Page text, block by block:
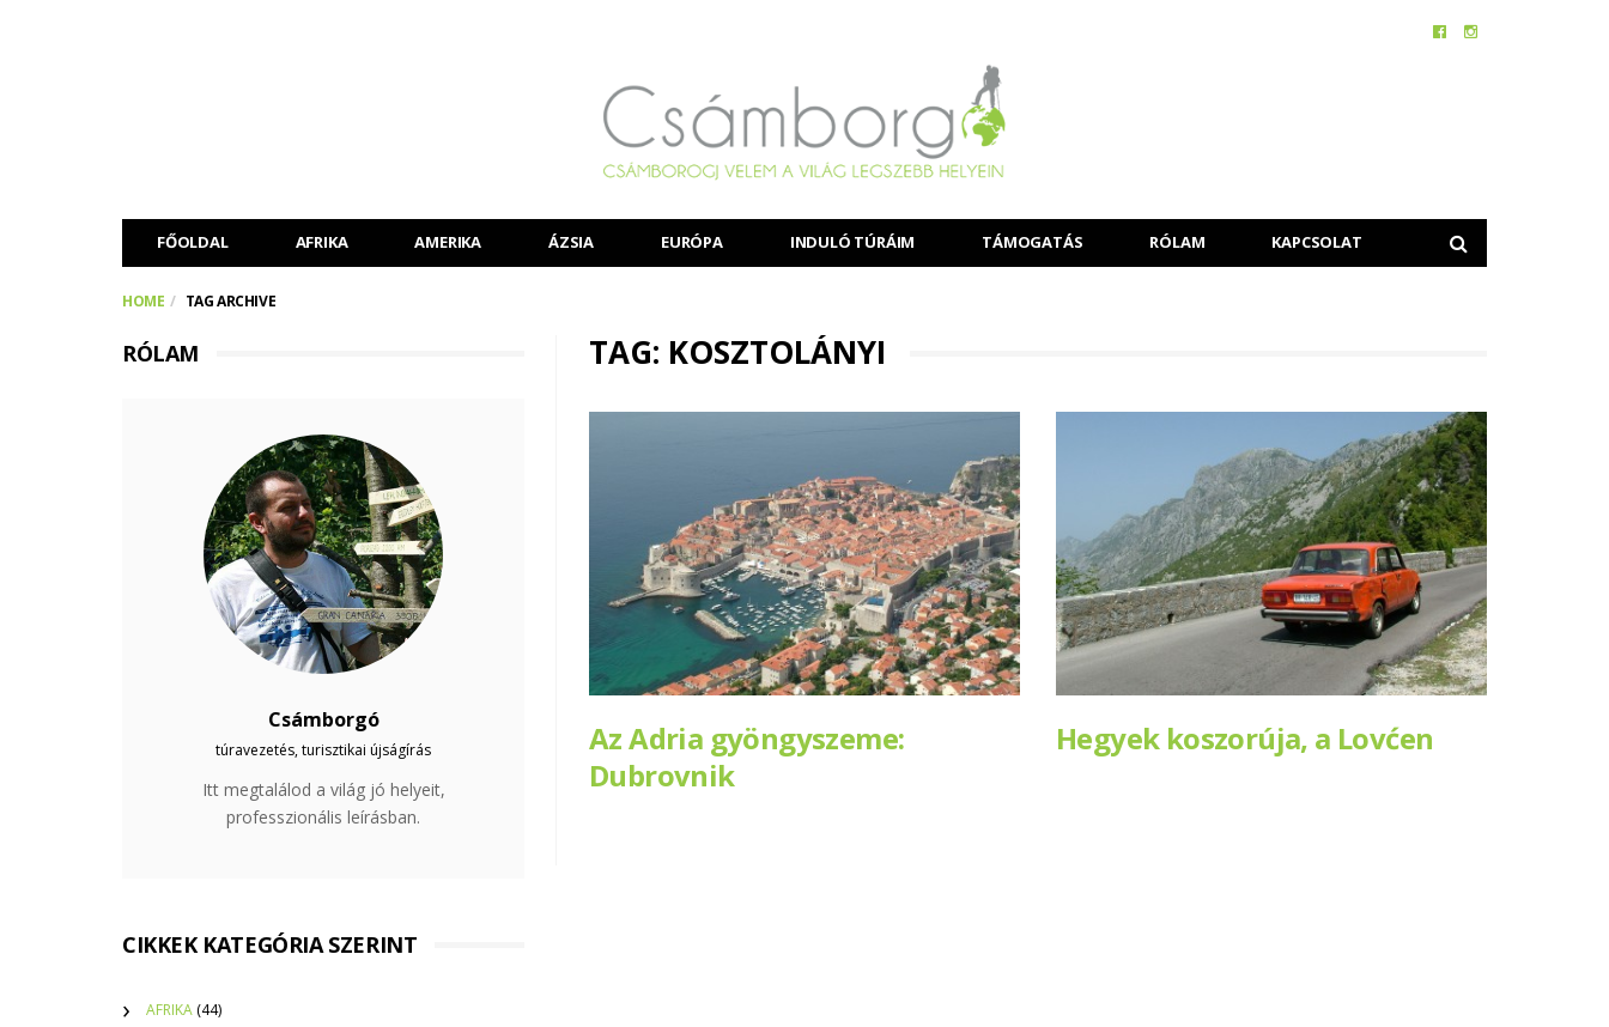
FŐOLDAL AFRIKA AMERIKA ÁZSIA EURÓPA INDULÓ TÚRÁIM TÁMOGATÁS RÓLAM KAPCSOLAT
HOME TAG ARCHIVE
TAG: KOSZTOLÁNYI
Az Adria gyöngyszeme:
Dubrovnik
Hegyek koszorúja, a Lovćen
RÓLAM
Csámborgó
túravezetés, turisztikai újságírás
Itt megtalálod a világ jó helyeit,
professzionális leírásban.
CIKKEK KATEGÓRIA SZERINT
AFRIKA (44)